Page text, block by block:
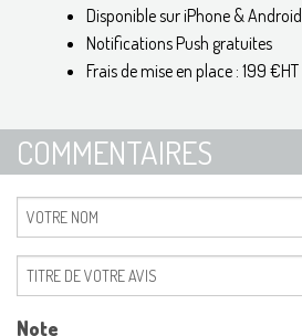
Disponible sur iPhone & Android
Notifications Push gratuites
Frais de mise en place : 199 €HT
COMMENTAIRES
Note